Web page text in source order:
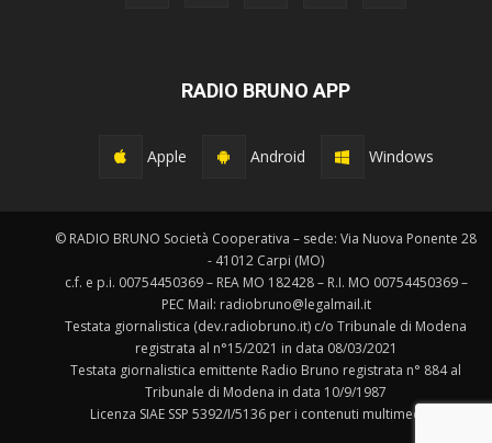
RADIO BRUNO APP
Apple Android Windows
© RADIO BRUNO Società Cooperativa – sede: Via Nuova Ponente 28
- 41012 Carpi (MO)
c.f. e p.i. 00754450369 – REA MO 182428 – R.I. MO 00754450369 –
PEC Mail: radiobruno@legalmail.it
Testata giornalistica (dev.radiobruno.it) c/o Tribunale di Modena
registrata al n°15/2021 in data 08/03/2021
Testata giornalistica emittente Radio Bruno registrata n° 884 al
Tribunale di Modena in data 10/9/1987
Licenza SIAE SSP 5392/I/5136 per i contenuti multimediali.